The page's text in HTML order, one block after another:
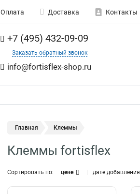
Оплата Доставка Контакты
+7 (495) 432-09-09
Заказать обратный звонок
info@fortisflex-shop.ru
Главная Клеммы
Клеммы fortisflex
Сортировать по: цене дате добавления